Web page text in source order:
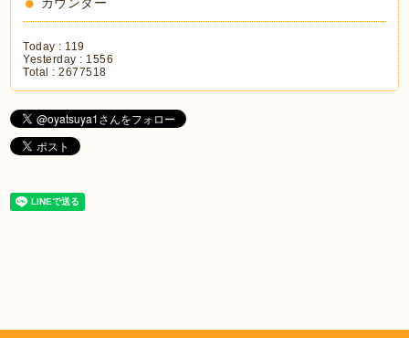
カウンター
Today : 119
Yesterday : 1556
Total :2677518